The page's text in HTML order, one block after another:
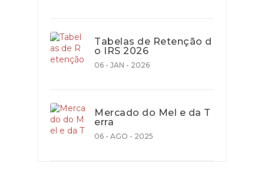
Tabelas de Retenção d
o IRS 2026
06 - JAN - 2026
Mercado do Mel e da T
erra
06 - AGO - 2025